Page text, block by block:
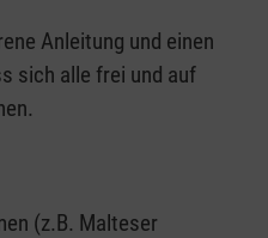
Anleitung und einen
sich alle frei und auf
(z.B. Malteser